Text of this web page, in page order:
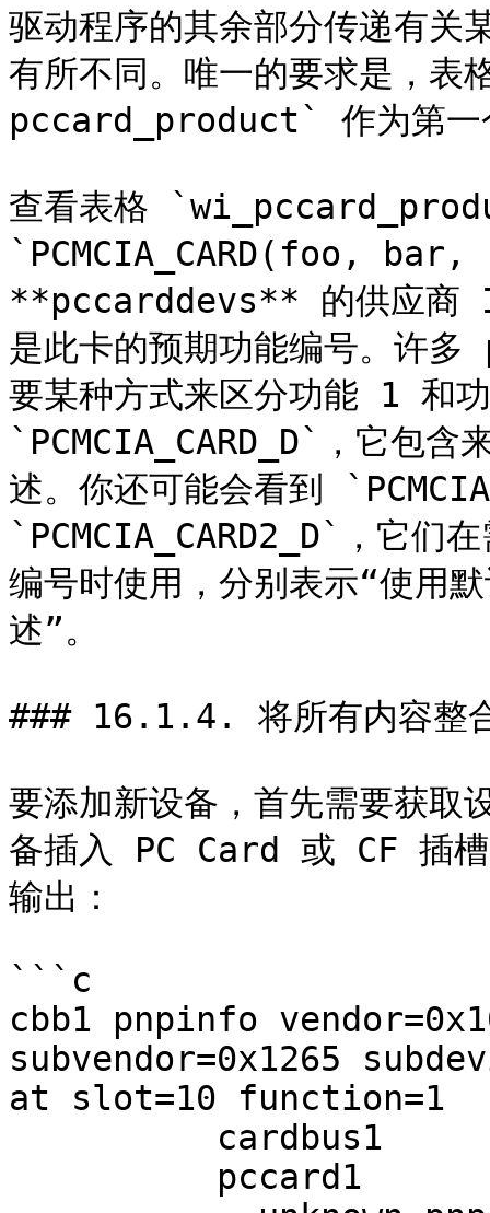
驱动程序的其余部分传递有关
有所不同。唯一的要求是，
pccard_product` 作为第一
查看表格
`PCMCIA_CARD(foo,
**pccarddevs** 的供应商
是此卡的预期功能编号。许
要某种方式来区分功能 1 和
`PCMCIA_CARD_D`，它包
述。你还可能会看到
`PCMCIA_CARD2_D`，它们
编号时使用，分别表示“使
述”。
### 16.1.4. 将所有内容整
要添加新设备，首先需要获取
备插入 PC Card 或 CF 插
输出：
```c
cbb1 pnpinfo
subvendor=0x1265
at slot=10 function=1